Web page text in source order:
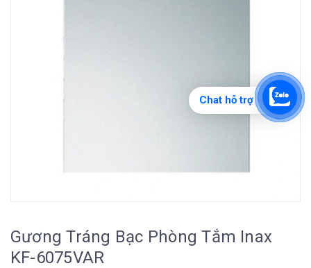
Gương Tráng Bạc Phòng Tắm Inax
KF-6075VAR
Chat hỗ trợ